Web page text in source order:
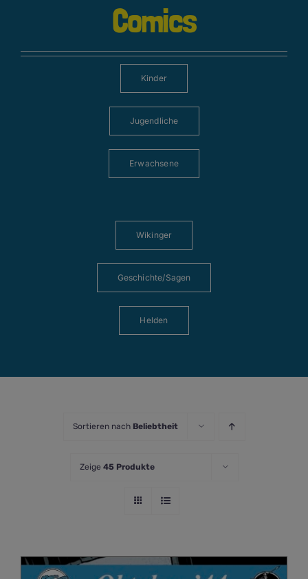
Comics
Kinder
Jugendliche
Erwachsene
Wikinger
Geschichte/Sagen
Helden
Sortieren nach Beliebtheit
Zeige 45 Produkte